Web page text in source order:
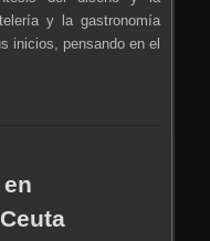
y la gastronomía
inicios, pensando en el